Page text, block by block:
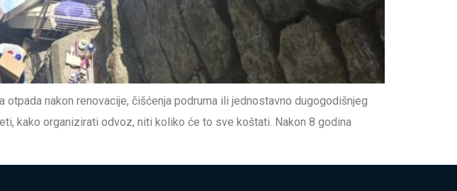
nakon renovacije, čišćenja podruma ili jednostavno dugogodišnjeg
kako organizirati odvoz, niti koliko će to sve koštati. Nakon 8 godina